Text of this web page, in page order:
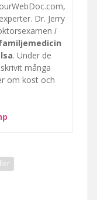
Dr. Jerry
i
. Under de
många
om kost och